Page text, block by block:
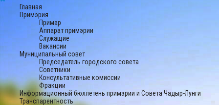
Главная
Примэрия
Примар
Аппарат примэрии
Служащие
Вакансии
Муниципальный совет
Председатель городского совета
Советники
Консультативные комиссии
Фракции
Информационный бюллетень примэрии и Совета Чадыр-Лунги
Транспарентность